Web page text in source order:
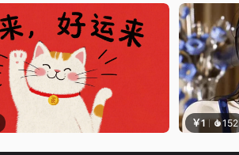
￥1 152